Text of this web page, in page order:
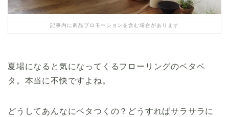
記事内に商品プロモーションを含む場合があります
夏場になると気になってくるフローリングのベタベ
タ。本当に不快ですよね。
どうしてあんなにベタつくの？どうすればサラサラに